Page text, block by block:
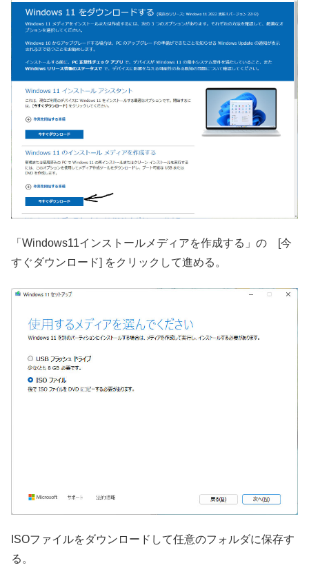
「Windows11インストールメディアを作成する」の [今
すぐダウンロード] をクリックして進める。
ISOファイルをダウンロードして任意のフォルダに保存す
る。